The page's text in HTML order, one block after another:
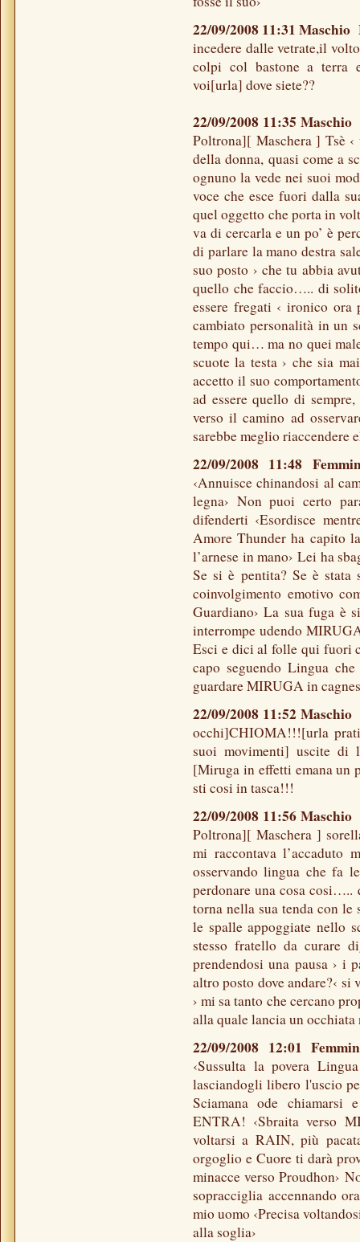
22/09/2008 11:31
incedere dalle vetrate,il
colpi col bastone a terra
voi[urla] dove siete??
22/09/2008 11:35
Poltrona][ Maschera ] Tsè
della donna, quasi come a
ognuno la vede nei suoi
voce che esce fuori dalla
quel oggetto che porta in
va di cercarla e un po’ è
di parlare la mano destra
suo posto › che tu abbia
quello che faccio….. di
essere fregati ‹ ironico ora
cambiato personalità in un
tempo qui… ma no quei
scuote la testa › che sia
accetto il suo
ad essere quello di
verso il camino ad
sarebbe meglio riaccendere
22/09/2008 11:48
‹Annuisce chinandosi al
legna› Non puoi certo
difenderti ‹Esordisce
Amore Thunder ha capito
l’arnese in mano› Lei ha
Se si è pentita? Se è stata
coinvolgimento emotivo
Guardiano› La sua fuga è
interrompe udendo
Esci e dici al folle qui fuori
capo seguendo Lingua
guardare MIRUGA in
22/09/2008 11:52
occhi]CHIOMA!!![urla
suoi movimenti] uscite di
[Miruga in effetti emana un
sti cosi in tasca!!!
22/09/2008 11:56
Poltrona][ Maschera ]
mi raccontava l’accaduto
osservando lingua che fa
perdonare una cosa cosi…..
torna nella sua tenda con le
le spalle appoggiate nello
stesso fratello da curare
prendendosi una pausa › i
altro posto dove andare?‹
› mi sa tanto che cercano
alla quale lancia un
22/09/2008 12:01
‹Sussulta la povera
lasciandogli libero l'uscio
Sciamana ode chiamarsi
ENTRA! ‹Sbraita verso
voltarsi a RAIN, più
orgoglio e Cuore ti darà
minacce verso Proudhon›
sopracciglia accennando
mio uomo ‹Precisa
alla soglia›